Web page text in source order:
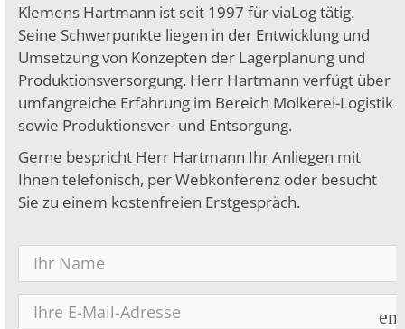
Klemens Hartmann ist seit 1997 für viaLog tätig.
Seine Schwerpunkte liegen in der Entwicklung und
Umsetzung von Konzepten der Lagerplanung und
Produktionsversorgung. Herr Hartmann verfügt über
umfangreiche Erfahrung im Bereich Molkerei-Logistik
sowie Produktionsver- und Entsorgung.
Gerne bespricht Herr Hartmann Ihr Anliegen mit
Ihnen telefonisch, per Webkonferenz oder besucht
Sie zu einem kostenfreien Erstgespräch.